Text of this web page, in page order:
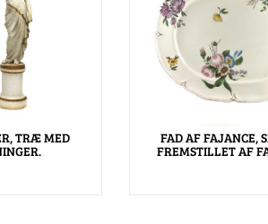
TRÆ MED FAD AF FAJANCE,
FREMSTILLET AF